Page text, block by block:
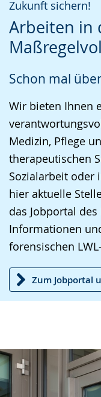
Zukunft sichern!
Arbeiten in
Schon mal
Wir bieten Ihnen
Medizin, Pflege
therapeutischen
Sozialarbeit oder
hier aktuelle
das Jobportal
Informationen
forensischen
Zum Jobportal
Leichten
Sprache
wechseln.
Audio-
Unterstützung.
Video
in
Deutscher
wird
angezeigt.